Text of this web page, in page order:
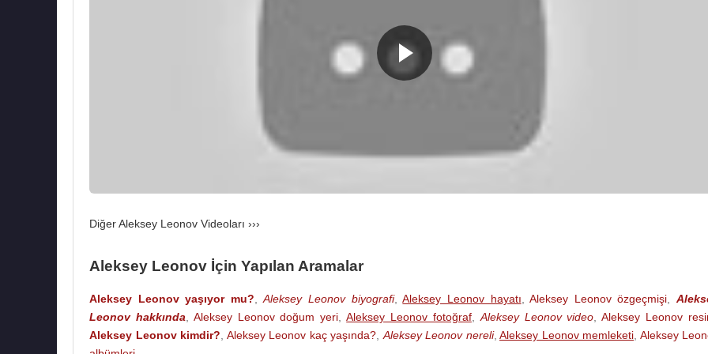
'da yaşayan Aleksey Leonov, Svetlana Pavlovna Dozenko ile evlidir ve
Leonova, Viktoria Leonova adlarında iki çocuğu vardır.
Diğer Aleksey Leonov Videoları ›››
Aleksey Leonov İçin Yapılan Aramalar
Aleksey Leonov yaşıyor mu? ,Aleksey Leonov biyografi,Aleksey Leonov hayatı ,Aleksey Leonov özgeçmişi ,
Leonov hakkında
Aleksey Leonov doğum yeri ,Aleksey Leonov fotoğraf, Aleksey Leonov video ,Aleksey Leonov
Aleksey Leonov kimdir? Aleksey Leonov kaç yaşında? Aleksey Leonov nereli, Aleksey Leonov memleketi Aleksey